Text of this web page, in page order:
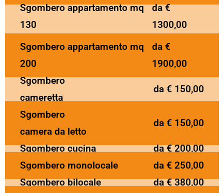
Sgombero appartamento mq
130
da €
1300,00
Sgombero appartamento mq
200
da €
1900,00
Sgombero
cameretta
da € 150,00
Sgombero
camera da letto
da € 150,00
Sgombero cucina
da € 200,00
Sgombero monolocale
da € 250,00
Sgombero bilocale
da € 380,00